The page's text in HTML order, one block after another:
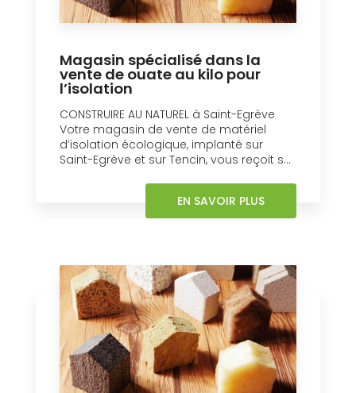
Magasin spécialisé dans la
vente de ouate au kilo pour
l’isolation
CONSTRUIRE AU NATUREL à Saint-Egrève
Votre magasin de vente de matériel
d’isolation écologique, implanté sur
Saint-Egrève et sur Tencin, vous reçoit s...
EN SAVOIR PLUS